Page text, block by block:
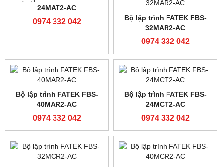
Thắng từ ,Li hợp từ
FZ25S,FZ50S,FZ50K,FZ100S
V708CD/V708SD